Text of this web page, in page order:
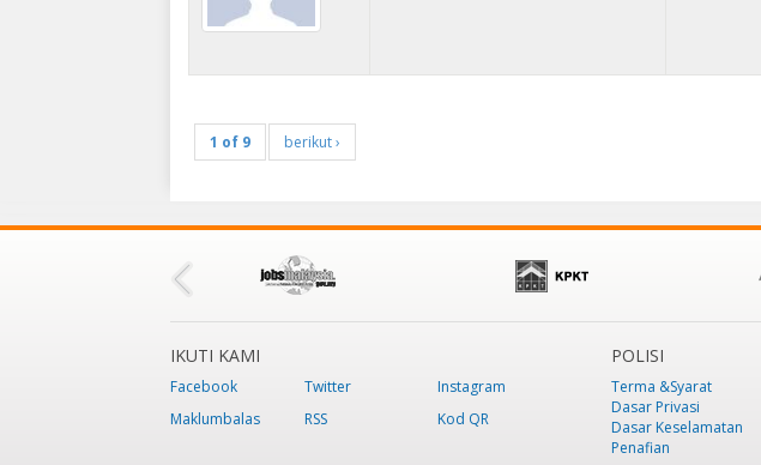
1 of 9 berikut ›
IKUTI KAMI
Facebook Twitter
Instagram
Maklumbalas
RSS Kod QR
POLISI
Terma &Syarat
Dasar Privasi
Dasar Keselamatan
Penafian